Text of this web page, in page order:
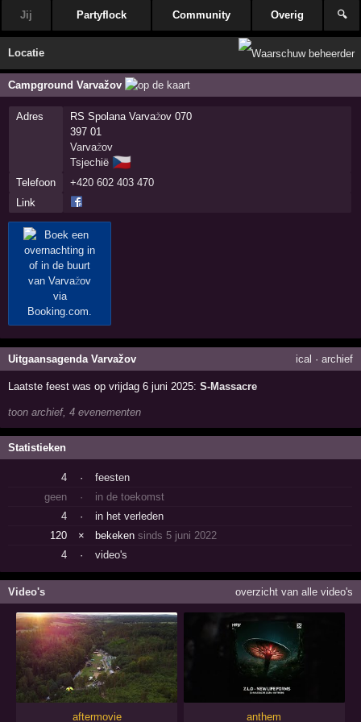
Jij Partyflock Community Overig 🔍
Locatie
Campground Varvažov
Adres
RS Spolana Varvažov 070
397 01
Varvažov
Tsjechië 🇨🇿
Telefoon
+420 602 403 470
Link
Uitgaansagenda Varvažov ical · archief
Laatste feest was op vrijdag 6 juni 2025:S-Massacre
toon archief, 4 evenementen
Statistieken
4 ·
feesten
geen
·
in de toekomst
4
·
in het verleden
120
× bekekensinds 5 juni 2022
4
· video's
Video's overzicht van alle video's
aftermovie anthem